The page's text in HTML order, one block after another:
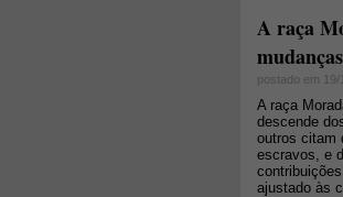
A raça
postado em 19/
A raça
descende
outros citam
escravos, e
ajustado às